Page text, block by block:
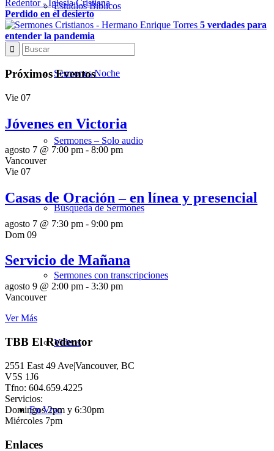
Estudios Bíblicos
Sermones Noche
Sermones – Solo audio
Búsqueda de Sermones
Sermones con transcripciones
Videos
En Vivo
Perdido en el desierto
5 verdades para
entender la pandemia
Próximos Eventos
Vie 07
Jóvenes en Victoria
agosto 7 @ 7:00 pm - 8:00 pm
Vancouver
Vie 07
Casas de Oración – en línea y presencial
agosto 7 @ 7:30 pm - 9:00 pm
Dom 09
Servicio de Mañana
agosto 9 @ 2:00 pm - 3:30 pm
Vancouver
Ver Más
TBB El Redentor
2551 East 49 Ave|Vancouver, BC
V5S 1J6
Tfno: 604.659.4225
Servicios:
Domingos 2pm y 6:30pm
Miércoles 7pm
Enlaces